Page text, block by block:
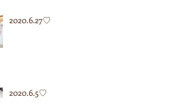
2020.6.27♡
2020.6.5♡